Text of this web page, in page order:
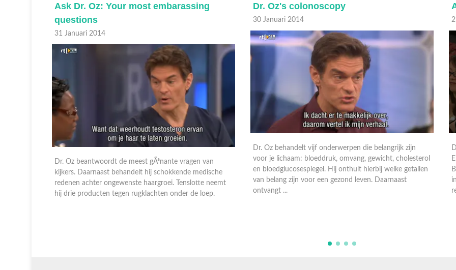
Dr. Oz's colonoscopy
30 Januari 2014
Dr. Oz behandelt vijf onderwerpen die belangrijk zijn
voor je lichaam: bloeddruk, omvang, gewicht, cholesterol
en bloedglucosespiegel. Hij onthult hierbij welke getallen
van belang zijn voor een gezond leven. Daarnaast
ontvangt ...
Ask dr. Oz: celeb edition
29 Januari 2014
Dr. Oz beantwoordt vragen van Valerie Harper, Michael
Emerson, Molly Ringwald, Bill en Giuliana Rancic, Carol
Burnett en chef-kok Duff Goldman. Leden van een kerk
in Harlem, New York, keren terug in de show om de
resultaten van ...